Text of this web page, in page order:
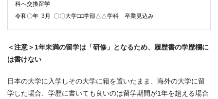
科へ交換留学
令和〇年 3月 〇〇大学□□学部△△学科 卒業見込み
＜注意＞1年未満の留学は「研修」となるため、履歴書の学歴欄に
は書けない
日本の大学に入学しその大学に籍を置いたまま、海外の大学に留
学した場合、学歴に書いても良いのは留学期間が1年を超える場合